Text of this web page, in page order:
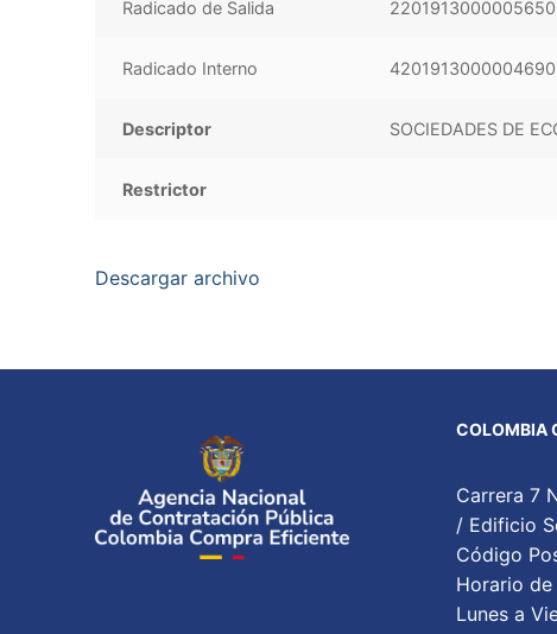
Radicado de Salida 2201913000005650
Radicado Interno 4201913000004690
Descriptor SOCIEDADES DE
Restrictor
Descargar archivo
COLOMBIA
Carrera 7
/ Edificio
Código
Horario
Lunes a